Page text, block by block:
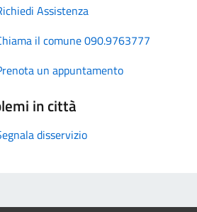
Assistenza
il comune 090.9763777
un appuntamento
in città
disservizio